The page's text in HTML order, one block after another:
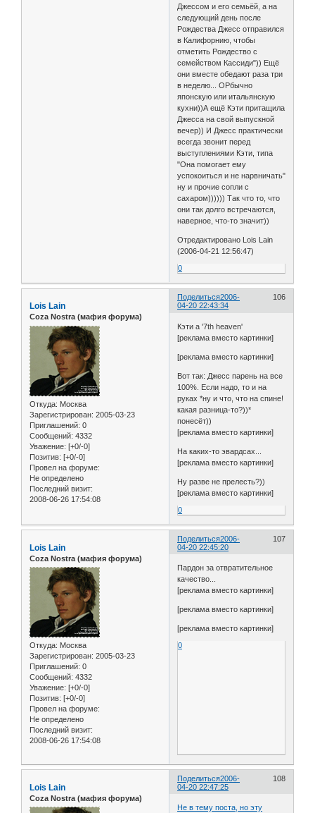
Джессом и его семьёй, а на
следующий день после
Рождества Джесс отправился
в Калифорнию, чтобы
отметить Рождество с
семейством Кассиди")) Ещё
они вместе обедают раза три
в неделю... ОРбычно
японскую или итальянскую
кухни))А ещё Кэти притащила
Джесса на свой выпускной
вечер)) И Джесс практически
всегда звонит перед
выступлениями Кэти, типа
"Она помогает ему
успокоиться и не нарвничать"
ну и прочие сопли с
сахаром)))))) Так что то, что
они так долго встречаются,
наверное, что-то значит))
Отредактировано Lois Lain
(2006-04-21 12:56:47)
0
Поделиться 106
2006-
04-20 22:43:34
Lois Lain
Coza Nostra (мафия форума)
Откуда: Москва
Зарегистрирован: 2005-03-23
Приглашений: 0
Сообщений: 4332
Уважение: [+0/-0]
Позитив: [+0/-0]
Провел на форуме:
Не определено
Последний визит:
2008-06-26 17:54:08
Кэти а '7th heaven'
[реклама вместо картинки]
[реклама вместо картинки]
Вот так: Джесс парень на все
100%. Если надо, то и на
руках *ну и что, что на спине!
какая разница-то?))*
понесёт))
[реклама вместо картинки]
На каких-то эвардсах...
[реклама вместо картинки]
Ну разве не прелесть?))
[реклама вместо картинки]
0
Поделиться 107
2006-
04-20 22:45:20
Lois Lain
Coza Nostra (мафия форума)
Откуда: Москва
Зарегистрирован: 2005-03-23
Приглашений: 0
Сообщений: 4332
Уважение: [+0/-0]
Позитив: [+0/-0]
Провел на форуме:
Не определено
Последний визит:
2008-06-26 17:54:08
Пардон за отвратительное
качество...
[реклама вместо картинки]
[реклама вместо картинки]
[реклама вместо картинки]
0
Поделиться 108
2006-
04-20 22:47:25
Lois Lain
Coza Nostra (мафия форума)
Не в тему поста, но эту